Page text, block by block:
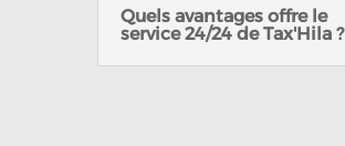
Quels avantages offre le
service 24/24 de Tax'Hila ?